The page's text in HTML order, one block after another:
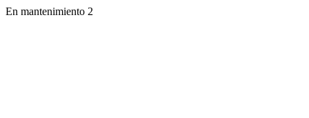
En mantenimiento 2